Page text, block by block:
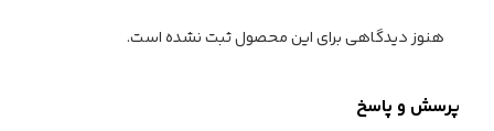
هنوز دیدگاهی برای این محصول ثبت نشده است.
پرسش و پاسخ